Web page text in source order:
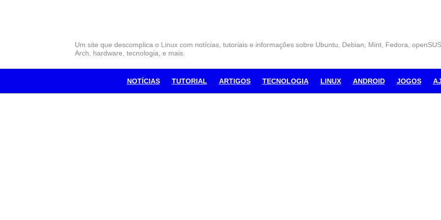
Um site que descomplica o Linux com notícias, tutoriais e informações sobre Ubuntu, Debian, Mint, Fedora,
Arch, hardware, tecnologia, e mais.
NOTÍCIAS TUTORIAL ARTIGOS TECNOLOGIA LINUX ANDROID JOGOS